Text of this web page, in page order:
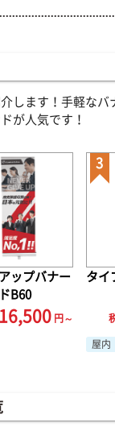
します！手軽な
が人気です！
ップバナー
B60
16,500 円～
タイ
屋内